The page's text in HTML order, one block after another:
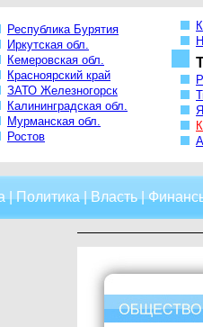
Республика Бурятия
Иркутская обл.
Кемеровская обл.
Красноярский край
ЗАТО Железногорск
Калининградская обл.
Мурманская обл.
Ростов
|Политика|Власть|